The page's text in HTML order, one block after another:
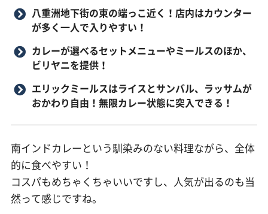
八重洲地下街の東の端っこ近く！店内はカウンター
が多く一人で入りやすい！
カレーが選べるセットメニューやミールスのほか、
ビリヤニを提供！
エリックミールスはライスとサンバル、ラッサムが
おかわり自由！無限カレー状態に突入できる！
南インドカレーという馴染みのない料理ながら、全体
的に食べやすい！
コスパもめちゃくちゃいいですし、人気が出るのも当
然って感じですね。